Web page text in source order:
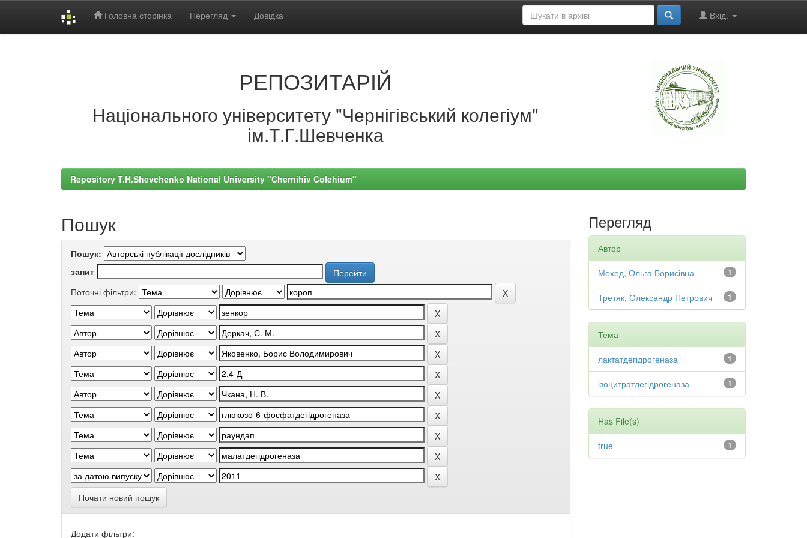
Головна сторінка Перегляд Довідка Вхід:
РЕПОЗИТАРІЙ
Національного університету "Чернігівський колегіум"
ім.Т.Г.Шевченка
Repository T.H.Shevchenko National University "Chernihiv Colehium"
Пошук
Пошук:
запит
Поточні фільтри:
Почати новий пошук
Додати фільтри:
Перегляд
Автор
1
Мехед, Ольга Борисівна
1
Третяк, Олександр Петрович
Тема
1
лактатдегідрогеназа
1
ізоцитратдегідрогеназа
Has File(s)
1
true